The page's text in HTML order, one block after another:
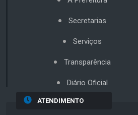
Secretarias
Serviços
Transparência
Diário Oficial
ATENDIMENTO